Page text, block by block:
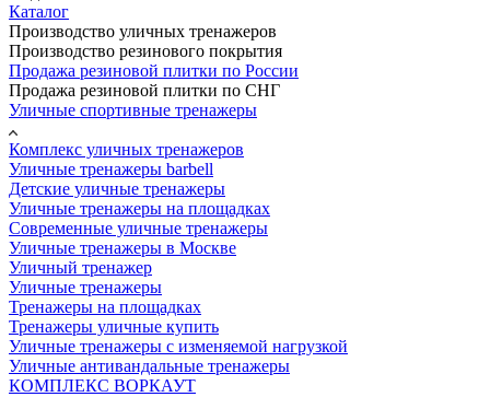
Каталог
Производство уличных тренажеров
Производство резинового покрытия
Продажа резиновой плитки по России
Продажа резиновой плитки по СНГ
Уличные спортивные тренажеры
Комплекс уличных тренажеров
Уличные тренажеры barbell
Детские уличные тренажеры
Уличные тренажеры на площадках
Современные уличные тренажеры
Уличные тренажеры в Москве
Уличный тренажер
Уличные тренажеры
Тренажеры на площадках
Тренажеры уличные купить
Уличные тренажеры с изменяемой нагрузкой
Уличные антивандальные тренажеры
КОМПЛЕКС ВОРКАУТ